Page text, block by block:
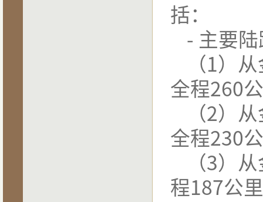
括：
- 主要
（1）
全程260
（2）
全程230
（3）
程187公